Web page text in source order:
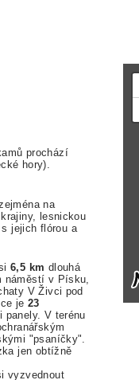
prochází
hory).
na
lesnickou
jejich flórou a
6,5 km dlouhá
náměstí v Písku,
V Živci pod
je 23
panely. V terénu
"psaníčky".
jen obtížně
vyzvednout